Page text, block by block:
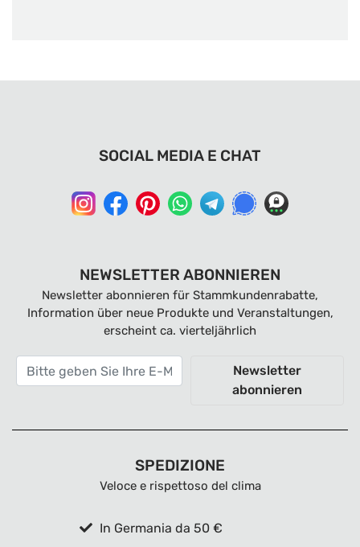
SOCIAL MEDIA E CHAT
NEWSLETTER ABONNIEREN
Newsletter abonnieren für Stammkundenrabatte,
Information über neue Produkte und Veranstaltungen,
erscheint ca. vierteljährlich
Newsletter
abonnieren
SPEDIZIONE
Veloce e rispettoso del clima
In Germania da 50 €